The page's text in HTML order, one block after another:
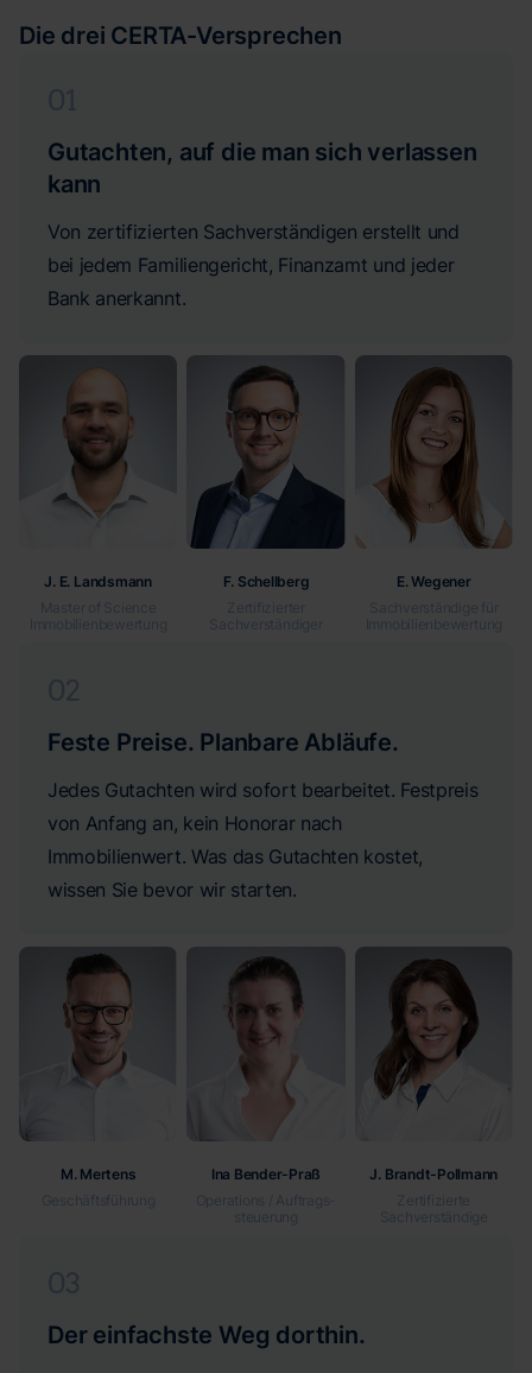
Die drei CERTA-Versprechen
Gutachten, auf die man sich verlassen
kann
Von zertifizierten Sachverständigen erstellt und
bei jedem Familiengericht, Finanzamt und jeder
Bank anerkannt.
J. E. Landsmann
Master of Science
Immobilien­bewertung
F. Schellberg
Zertifizierter
Sachverständiger
E. Wegener
Sachverständige für
Immobilien­bewertung
Feste Preise. Planbare Abläufe.
Jedes Gutachten wird sofort bearbeitet. Festpreis
von Anfang an, kein Honorar nach
Immobilienwert. Was das Gutachten kostet,
wissen Sie bevor wir starten.
M. Mertens
Geschäftsführung
Ina Bender-Praß
Operations / Auftrags­
steuerung
J. Brandt-Pollmann
Zertifizierte
Sachverständige
Der einfachste Weg dorthin.